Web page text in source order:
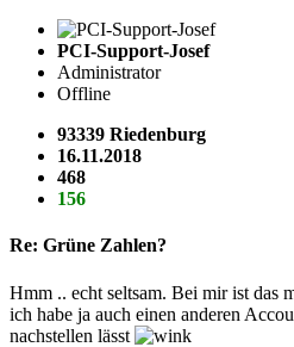
PCI-Support-Josef
Administrator
Offline
93339 Riedenburg
16.11.2018
468
156
Re: Grüne Zahlen?
Hmm .. echt seltsam. Bei mir ist das
ich habe ja auch einen anderen
nachstellen lässt